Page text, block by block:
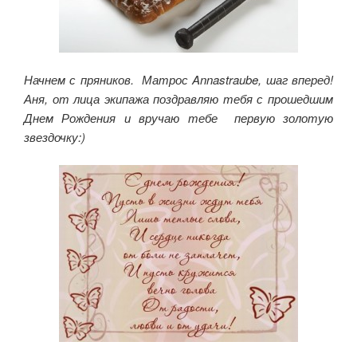
Начнем с пряников. Матрос Annastraube, шаг вперед!
Аня, от лица экипажа поздравляю тебя с прошедшим
Днем Рождения и вручаю тебе первую золотую
звездочку:)